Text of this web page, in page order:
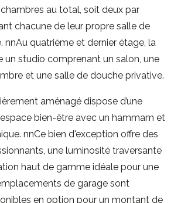
au total, soit deux par
chacune de leur propre salle de
nnAu quatrième et dernier étage, la
un studio comprenant un salon, une
et une salle de douche privative.
aménagé dispose d’une
bien-être avec un hammam et
nnCe bien d'exception offre des
une luminosité traversante
haut de gamme idéale pour une
de garage sont
en option pour un montant de